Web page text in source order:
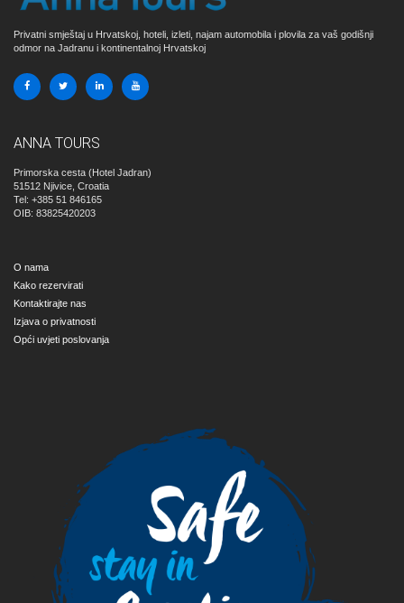
Privatni smještaj u Hrvatskoj, hoteli, izleti, najam automobila i plovila za vaš godišnji
odmor na Jadranu i kontinentalnoj Hrvatskoj
ANNA TOURS
Primorska cesta (Hotel Jadran)
51512 Njivice, Croatia
Tel: +385 51 846165
OIB: 83825420203
O nama
Kako rezervirati
Kontaktirajte nas
Izjava o privatnosti
Opći uvjeti poslovanja